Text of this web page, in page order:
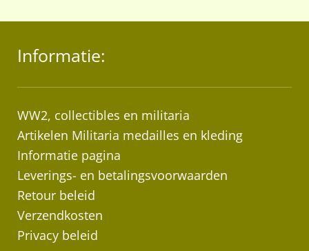
Informatie:
WW2, collectibles en militaria
Artikelen Militaria medailles en kleding
Informatie pagina
Leverings- en betalingsvoorwaarden
Retour beleid
Verzendkosten
Privacy beleid